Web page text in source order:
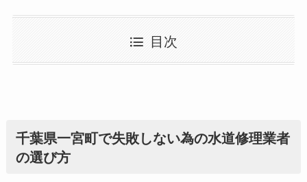
目次
千葉県一宮町で失敗しない為の水道修理業者
の選び方